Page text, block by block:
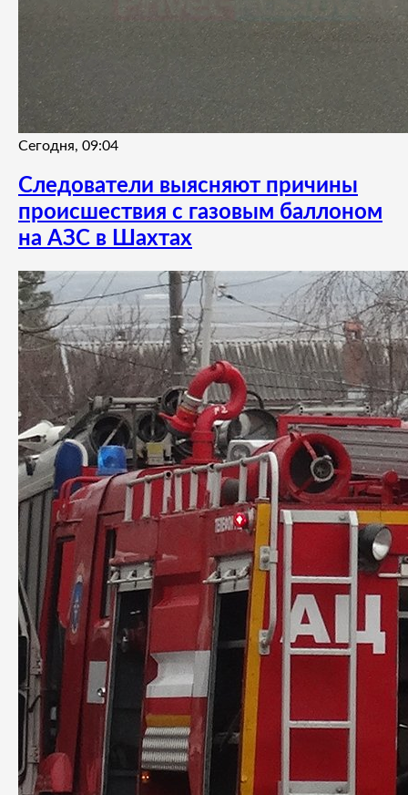
Сегодня, 09:04
Следователи выясняют причины
происшествия с газовым баллоном
на АЗС в Шахтах